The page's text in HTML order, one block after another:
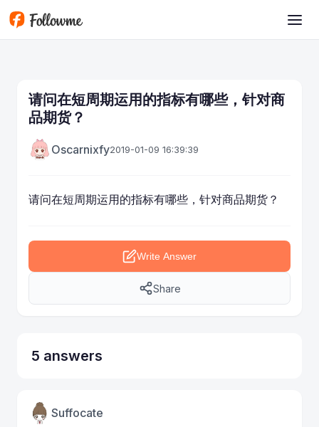
Skip to main content
请问在短周期运用的指标有哪些，针对商
品期货？
Oscarnixfy2019-01-09 16:39:39
请问在短周期运用的指标有哪些，针对商品期货 ？
Write Answer
Share
5 answers
Suffocate